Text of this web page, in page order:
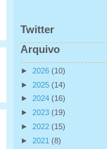
Twitter
Arquivo
► 2026 (10)
► 2025 (14)
► 2024 (16)
► 2023 (19)
► 2022 (15)
► 2021 (8)